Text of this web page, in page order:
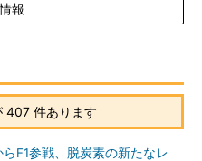
報
407 件あります
F1参戦、脱炭素の新たなレ